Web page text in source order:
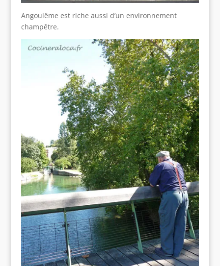
Angoulême est riche aussi d’un environnement
champêtre.